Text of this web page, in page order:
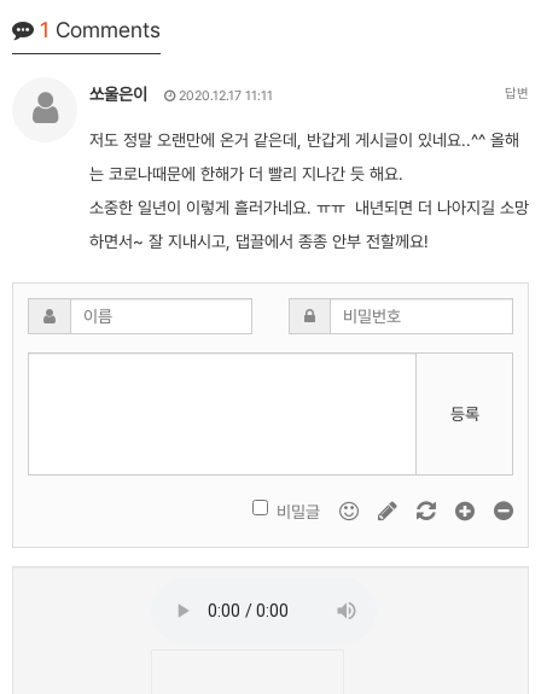
1 Comments
쏘울은이 2020.12.17 11:11 답변
저도 정말 오랜만에 온거 같은데, 반갑게 게시글이 있네요..^^ 올해
는 코로나때문에 한해가 더 빨리 지나간 듯 해요.
소중한 일년이 이렇게 흘러가네요. ㅠㅠ 내년되면 더 나아지길 소망
하면서~ 잘 지내시고, 댑끌에서 종종 안부 전할께요!
등록
비밀글